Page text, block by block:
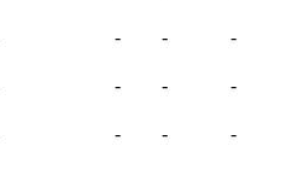
- - -
- - -
- - -